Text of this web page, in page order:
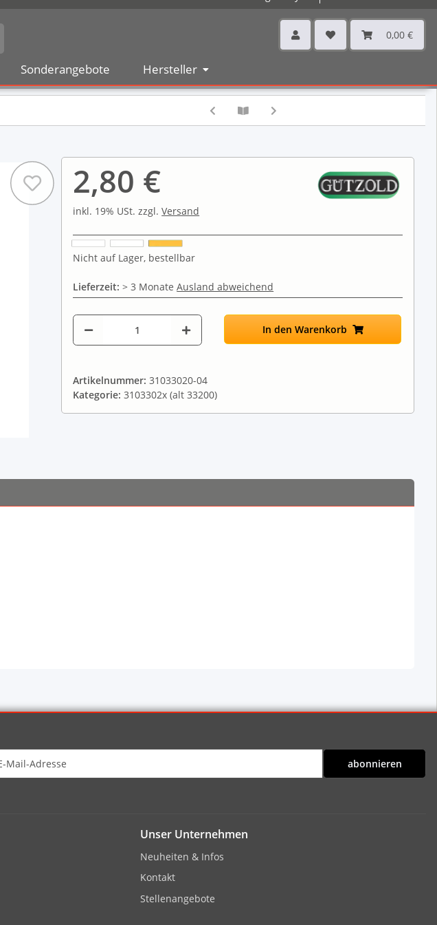
0,00 €
Sonderangebote Hersteller
2,80 €
inkl. 19% USt. zzgl.Versand
Nicht auf Lager, bestellbar
Lieferzeit:> 3 MonateAusland abweichend
In den Warenkorb
Artikelnummer:31033020-04
Kategorie:3103302x (alt 33200)
abonnieren
Unser Unternehmen
Neuheiten & Infos
Kontakt
Stellenangebote